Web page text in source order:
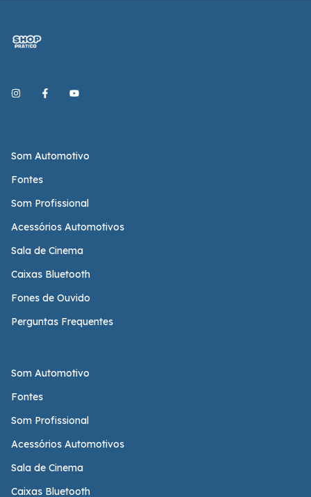
Som Automotivo
Fontes
Som Profissional
Acessórios Automotivos
Sala de Cinema
Caixas Bluetooth
Fones de Ouvido
Perguntas Frequentes
Som Automotivo
Fontes
Som Profissional
Acessórios Automotivos
Sala de Cinema
Caixas Bluetooth